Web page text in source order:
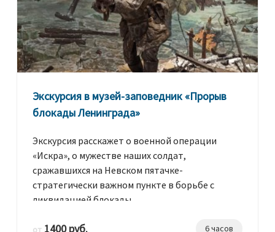
Экскурсия в музей-заповедник «Прорыв
блокады Ленинграда»
Экскурсия расскажет о военной операции
«Искра», о мужестве наших солдат,
сражавшихся на Невском пятачке-
стратегически важном пункте в борьбе с
ликвидацией блокады.
от 1400 руб. 6 часов